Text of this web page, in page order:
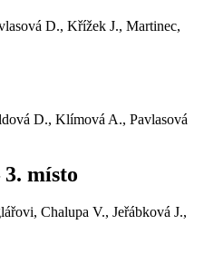
D., Křížek J., Martinec,
D., Klímová A., Pavlasová
3. místo
Chalupa V., Jeřábková J.,